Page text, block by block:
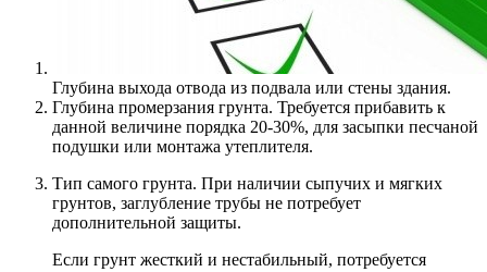
Глубина выхода отвода из подвала или стены здания.
Глубина промерзания грунта. Требуется прибавить к
данной величине порядка 20-30%, для засыпки песчаной
подушки или монтажа утеплителя.
Тип самого грунта. При наличии сыпучих и мягких
грунтов, заглубление трубы не потребует
дополнительной защиты.
Если грунт жесткий и нестабильный, потребуется